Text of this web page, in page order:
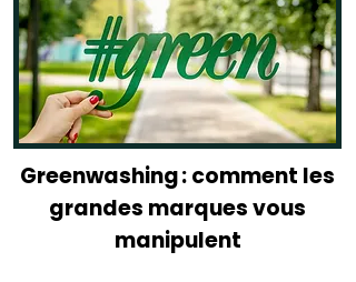
Greenwashing : comment les
grandes marques vous
manipulent